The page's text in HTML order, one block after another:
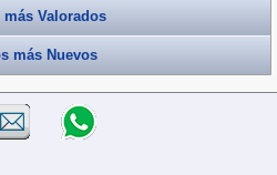
más Valorados
más Nuevos